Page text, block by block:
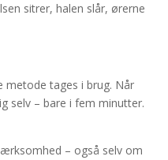
sitrer, halen slår, ørerne
metode tages i brug. Når
selv – bare i fem minutter.
– også selv om